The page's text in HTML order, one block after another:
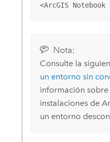
<ArcGIS
Nota:
Consulte la
un entorno sin
información
instalaciones de
un entorno